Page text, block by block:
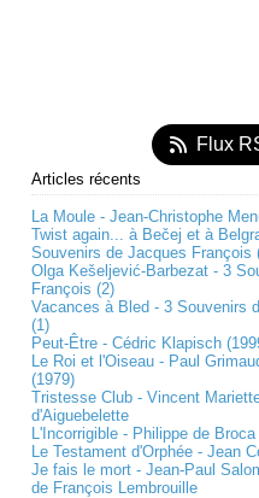
Flux
Articles récents
La Moule - Jean-Christophe
Twist again... à Bečej et à
Souvenirs de Jacques François
Olga Kešeljević-Barbezat - 3
François (2)
Vacances à Bled - 3 Souvenirs
(1)
Peut-Être - Cédric Klapisch
Le Roi et l'Oiseau - Paul
(1979)
Tristesse Club - Vincent
d'Aiguebelette
L'Incorrigible - Philippe de Broca
Le Testament d'Orphée - Jean
Je fais le mort - Jean-Paul
de François Lembrouille